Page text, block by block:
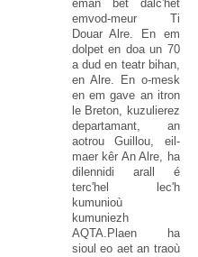
emañ bet dalc'het
emvod-meur Ti
Douar Alre. En em
dolpet en doa un 70
a dud en teatr bihan,
en Alre. En o-mesk
en em gave an itron
le Breton, kuzulierez
departamant, an
aotrou Guillou, eil-
maer kêr An Alre, ha
dilennidi arall é
terc'hel lec'h
kumunioù
kumuniezh
AQTA.Plaen ha
sioul eo aet an traoù